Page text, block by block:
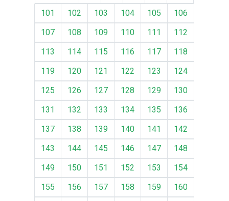
101
102 103 104 105
106
107
108 109 110 111
112
113
114 115 116 117
118
119
120 121 122 123
124
125
126 127 128 129
130
131
132 133 134 135
136
137
138 139 140 141
142
143
144 145 146 147
148
149
150 151 152 153
154
155
156 157 158 159
160